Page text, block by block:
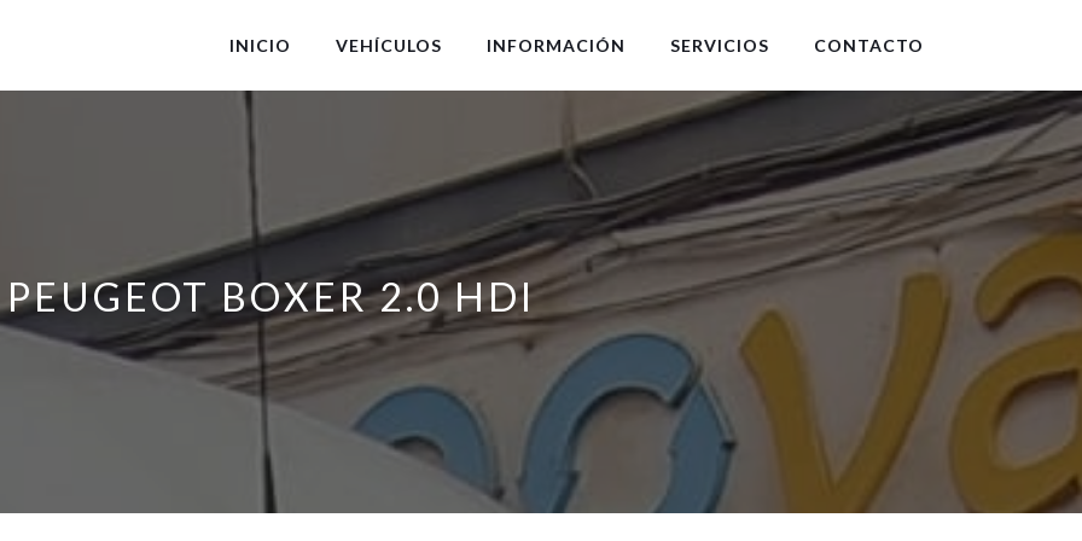
INICIO VEHÍCULOS INFORMACIÓN SERVICIOS CONTACTO
PEUGEOT BOXER 2.0 HDI